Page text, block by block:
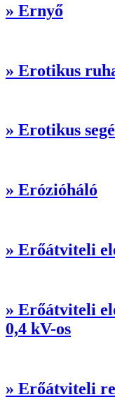
» Ernyő
» Erotikus
» Erotikus
» Erózióháló
» Erőátviteli
» Erőátviteli
0,4 kV-os
» Erőátviteli